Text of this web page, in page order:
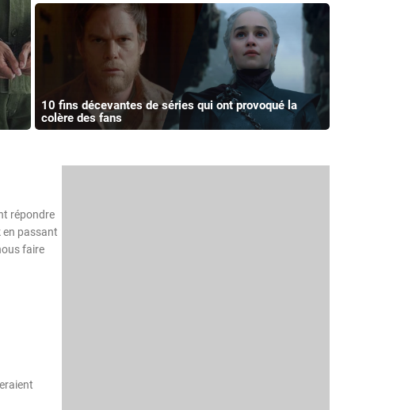
10 fins décevantes de séries qui ont provoqué la
colère des fans
répondre
en passant
faire